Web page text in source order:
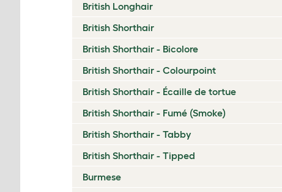
British Longhair
British Shorthair
British Shorthair - Bicolore
British Shorthair - Colourpoint
British Shorthair - Écaille de tortue
British Shorthair - Fumé (Smoke)
British Shorthair - Tabby
British Shorthair - Tipped
Burmese